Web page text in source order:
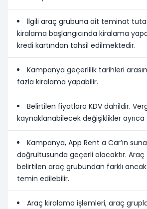
İlgili araç grubuna ait teminat
kiralama başlangıcında kiralama
kredi kartından tahsil edilmektedir.
Kampanya geçerlilik tarihleri
fazla kiralama yapabilir.
Belirtilen fiyatlara KDV dahildir.
kaynaklanabilecek değişiklikler ayrıca
Kampanya, App Rent a Car’ın
doğrultusunda geçerli olacaktır. Araç
belirtilen araç grubundan farklı
temin edilebilir.
Araç kiralama işlemleri, araç